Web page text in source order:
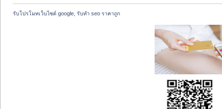
รับโปรโมทเว็บไซต์ google, รับทำ seo ราคาถูก